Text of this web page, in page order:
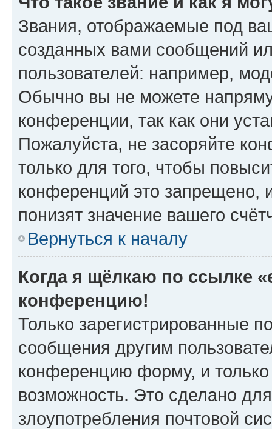
Звания, отображаемые под
созданных вами сообщений
пользователей: например,
Обычно вы не можете
конференции, так как они
Пожалуйста, не засоряйте
только для того, чтобы
конференций это запрещено,
понизят значение вашего
Вернуться к началу
Когда я щёлкаю по ссылке
конференцию!
Только зарегистрированные
сообщения другим
конференцию форму, и
возможность. Это сделано
злоупотребления почтовой